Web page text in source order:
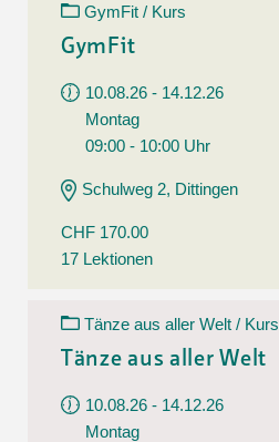
GymFit / Kurs
GymFit
10.08.26 - 14.12.26
Montag
09:00 - 10:00 Uhr
Schulweg 2, Dittingen
CHF 170.00
17 Lektionen
Tänze aus aller Welt / Kurs
Tänze aus aller Welt
10.08.26 - 14.12.26
Montag